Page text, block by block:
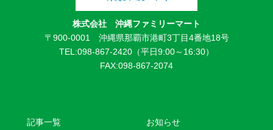
株式会社 沖縄ファミリーマート
〒900-0001 沖縄県那覇市港町3丁目4番地18号
TEL:098-867-2420（平日9:00～16:30）
FAX:098-867-2074
記事一覧
お知らせ